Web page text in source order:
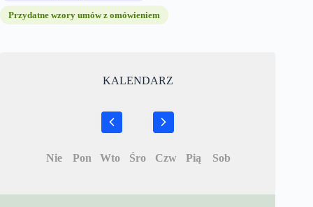
Przydatne wzory umów z omówieniem
KALENDARZ
Nie Pon Wto Śro Czw Pią Sob